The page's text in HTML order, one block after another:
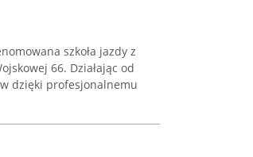
szkoła jazdy z
66. Działając od
dzięki profesjonalnemu